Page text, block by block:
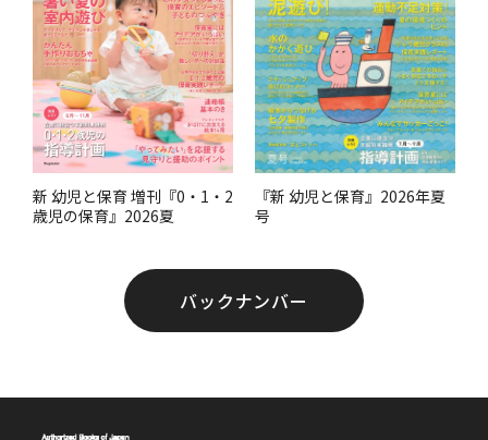
新 幼児と保育 増刊『0・1・2
歳児の保育』2026夏
『新 幼児と保育』2026年夏
号
バックナンバー